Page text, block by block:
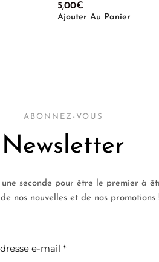
5,00€
Ajouter Au Panier
ABONNEZ-VOUS
Newsletter
seconde pour être le premier à
nos nouvelles et de nos promotions